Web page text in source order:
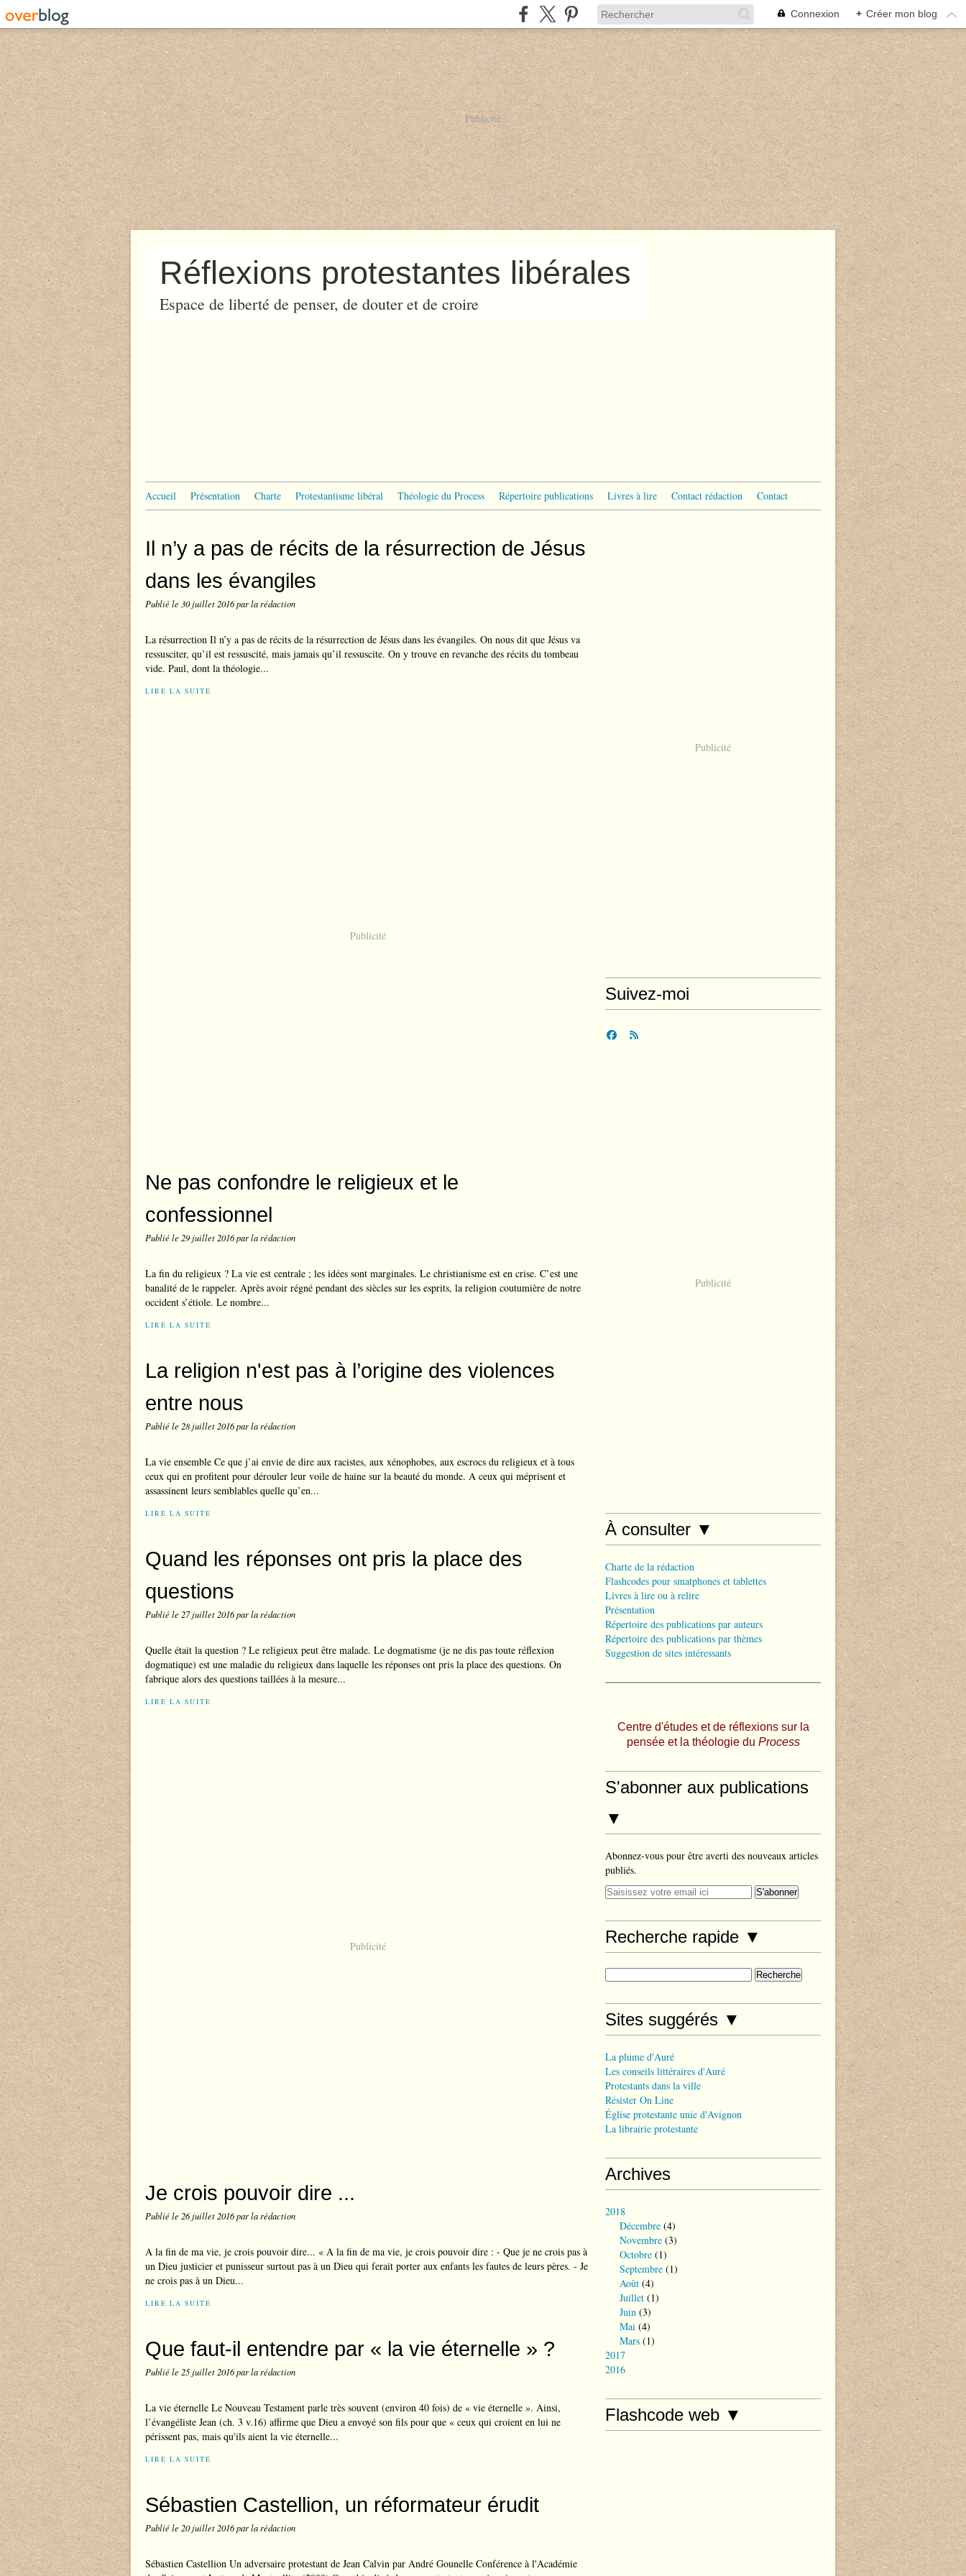
Connexion + Créer mon blog
Publicité
Réflexions protestantes libérales
Espace de liberté de penser, de douter et de croire
Accueil Présentation Charte Protestantisme libéral Théologie du Process Répertoire publications Livres à lire Contact rédaction Contact
Il n’y a pas de récits de la résurrection de Jésus
dans les évangiles
Publié le 30 juillet 2016par la rédaction
La résurrection Il n’y a pas de récits de la résurrection de Jésus dans les évangiles. On nous dit que Jésus va
ressusciter, qu’il est ressuscité, mais jamais qu’il ressuscite. On y trouve en revanche des récits du tombeau
vide. Paul, dont la théologie...
LIRE LA SUITE
Publicité
Ne pas confondre le religieux et le
confessionnel
Publié le 29 juillet 2016par la rédaction
La fin du religieux ? La vie est centrale ; les idées sont marginales. Le christianisme est en crise. C’est une
banalité de le rappeler. Après avoir régné pendant des siècles sur les esprits, la religion coutumière de notre
occident s’étiole. Le nombre...
LIRE LA SUITE
La religion n'est pas à l’origine des violences
entre nous
Publié le 28 juillet 2016par la rédaction
La vie ensemble Ce que j’ai envie de dire aux racistes, aux xénophobes, aux escrocs du religieux et à tous
ceux qui en profitent pour dérouler leur voile de haine sur la beauté du monde. A ceux qui méprisent et
assassinent leurs semblables quelle qu’en...
LIRE LA SUITE
Quand les réponses ont pris la place des
questions
Publié le 27 juillet 2016par la rédaction
Quelle était la question ? Le religieux peut être malade. Le dogmatisme (je ne dis pas toute réflexion
dogmatique) est une maladie du religieux dans laquelle les réponses ont pris la place des questions. On
fabrique alors des questions taillées à la mesure...
LIRE LA SUITE
Publicité
Je crois pouvoir dire ...
Publié le 26 juillet 2016par la rédaction
A la fin de ma vie, je crois pouvoir dire... « A la fin de ma vie, je crois pouvoir dire : - Que je ne crois pas à
un Dieu justicier et punisseur surtout pas à un Dieu qui ferait porter aux enfants les fautes de leurs pères. - Je
ne crois pas à un Dieu...
LIRE LA SUITE
Que faut-il entendre par « la vie éternelle » ?
Publié le 25 juillet 2016par la rédaction
La vie éternelle Le Nouveau Testament parle très souvent (environ 40 fois) de « vie éternelle ». Ainsi,
l’évangéliste Jean (ch. 3 v.16) affirme que Dieu a envoyé son fils pour que « ceux qui croient en lui ne
périssent pas, mais qu'ils aient la vie éternelle...
LIRE LA SUITE
Sébastien Castellion, un réformateur érudit
Publié le 20 juillet 2016par la rédaction
Sébastien Castellion Un adversaire protestant de Jean Calvin par André Gounelle Conférence à l'Académie
Publicité
Suivez-moi
Publicité
À consulter ▼
Charte de la rédaction
Flashcodes pour smatphones et tablettes
Livres à lire ou à relire
Présentation
Répertoire des publications par auteurs
Répertoire des publications par thèmes
Suggestion de sites intéressants
Centre d'études et de réflexions sur la
pensée et la théologie du Process
S'abonner aux publications
▼
Abonnez-vous pour être averti des nouveaux articles
publiés.
Recherche rapide ▼
Sites suggérés ▼
La plume d'Auré
Les conseils littéraires d'Auré
Protestants dans la ville
Résister On Line
Église protestante unie d'Avignon
La librairie protestante
Archives
2018
Décembre (4)
Novembre (3)
Octobre (1)
Septembre (1)
Août (4)
Juillet (1)
Juin (3)
Mai (4)
Mars (1)
2017
2016
Flashcode web ▼